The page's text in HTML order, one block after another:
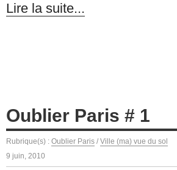
Lire la suite...
Oublier Paris # 1
Rubrique(s) : Oublier Paris / Ville (ma) vue du sol
9 juin, 2010